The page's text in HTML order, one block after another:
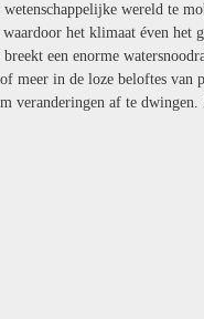
wereld te
het klimaat éven het
een enorme
meer in de loze beloftes
veranderingen af te